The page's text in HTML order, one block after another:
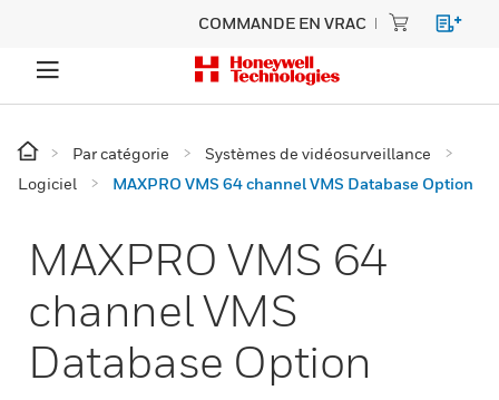
COMMANDE EN VRAC
Par catégorie
Systèmes de vidéosurveillance
Logiciel
MAXPRO VMS 64 channel VMS Database Option
MAXPRO VMS 64
channel VMS
Database Option